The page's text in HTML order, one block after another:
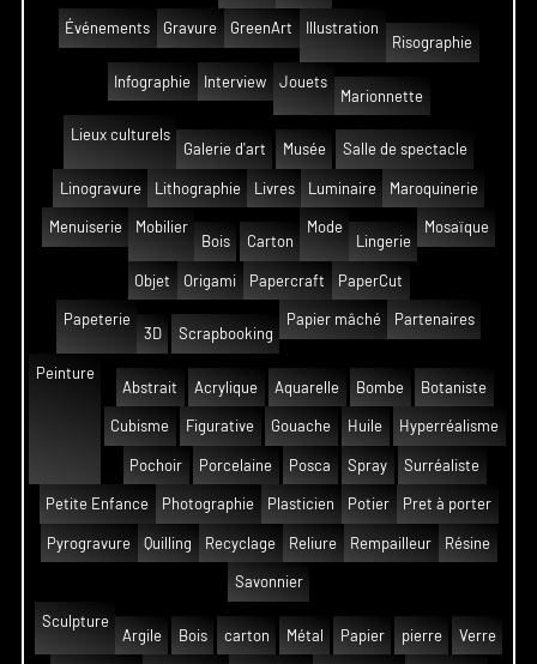
Événements Gravure GreenArt
Illustration
Risographie
Infographie Interview
Jouets
Marionnette
Lieux culturels
Galerie d'art
Musée Salle de spectacle
Linogravure Lithographie Livres Luminaire Maroquinerie
Menuiserie
Mobilier
Bois
Carton
Mode
Lingerie
Mosaïque
Objet Origami Papercraft PaperCut
Papeterie
3D
Scrapbooking
Papier mâché Partenaires
Peinture
Abstrait
Acrylique Aquarelle Bombe Botaniste
Cubisme Figurative Gouache Huile Hyperréalisme
Pochoir Porcelaine Posca Spray Surréaliste
Petite Enfance Photographie Plasticien Potier Pret à porter
Pyrogravure Quilling Recyclage Reliure Rempailleur Résine
Savonnier
Sculpture
Argile
Bois carton Métal Papier pierre Verre